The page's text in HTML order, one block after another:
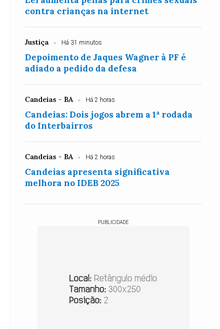
contra crianças na internet
Justiça Há 31 minutos
Depoimento de Jaques Wagner à PF é
adiado a pedido da defesa
Candeias - BA Há 2 horas
Candeias: Dois jogos abrem a 1ª rodada
do Interbairros
Candeias - BA Há 2 horas
Candeias apresenta significativa
melhora no IDEB 2025
PUBLICIDADE